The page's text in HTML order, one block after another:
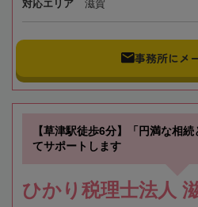
対応エリア 滋賀
事務所にメ
【草津駅徒歩6分】「円満な相
てサポートします
ひかり税理士法人